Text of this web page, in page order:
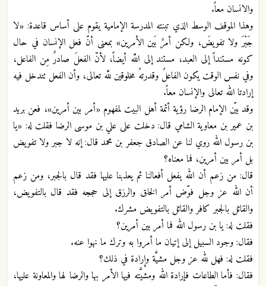
والانسان معاً.
وهذا الموقف الوسط الذي تبنته المدرسة الإمامية يقوم على أساس قاعدة: «لا
جَبْرَ ولا تفويضَ، ولكن أمرٌ بَين الأمرين» بمعنى أنّ فعل الإنسان في حال
كونه مستنداً إلى العبد، مستند إلى اللَّه أيضاً، لأنّ الفعلَ صادرٌ مِن الفاعل،
وفي نفس الوقت يكون الفاعلُ وقدرتهُ مخلوقين للَّه تعالى، وأن الفعل تتدخل فيه
إرادتا الله تعالى والإنسان معاً.
وقد بيّن الإمام الرضا رؤية أئمة أهل البيت لمفهوم «أمر بين أمرين»، فعن بريد
بن عمير بن معاوية الشامي قال: دخلت على علي بن موسى الرضا فقلت له: «يا
بن رسول الله روي لنا عن الصادق جعفر بن محمد قال: إنه لا جبر ولا تفويض
بل أمر بين أمرين، فما معناه؟
قال: من زعم أن الله يفعل أفعالنا ثم يعذبنا عليها فقد قال بالجبر، ومن زعم
أن الله عز وجل فوّض أمر الخلق والرزق إلى حججه فقد قال بالتفويض،
والقائل بالجبر كافر والقائل بالتفويض مشرك.
فقلت له: يا بن رسول الله فما أمر بين أمرين؟
فقال: وجود السبيل إلى إتيان ما أمروا به وترك ما نهوا عنه.
فقلت له: فهل لله عز وجل مشيَّة وإرادة في ذلك؟
فقال: فأما الطاعات فإرادة الله ومشيَّته فيها الأمر بها والرضا لها والمعاونة عليها،